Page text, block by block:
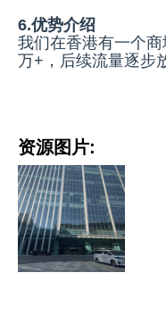
6.优势介绍
我们在香港有一个
万+，后续流量逐步
资源图片: